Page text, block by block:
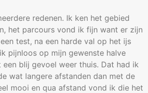
redenen. Ik ken het gebied
het parcours vond ik fijn want er zijn
test, na een harde val op het ijs
pijnloos op mijn gewenste halve
blij gevoel weer thuis. Dat had ik
wat langere afstanden dan met de
mooi en qua afstand vond ik die het